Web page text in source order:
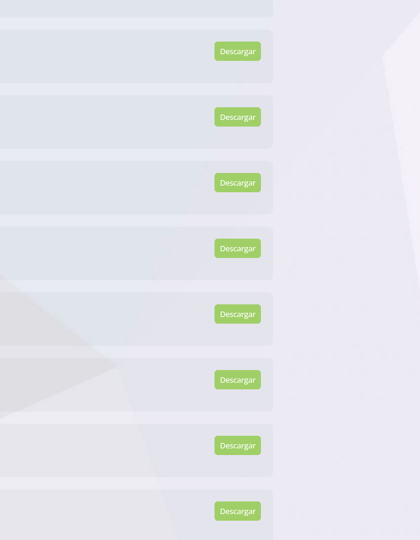
Descargar
Descargar
Descargar
Descargar
Descargar
Descargar
Descargar
Descargar